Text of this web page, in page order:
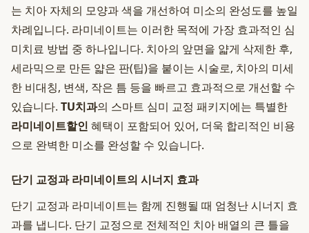
는 치아 자체의 모양과 색을 개선하여 미소의 완성도를 높일
차례입니다. 라미네이트는 이러한 목적에 가장 효과적인 심
미치료 방법 중 하나입니다. 치아의 앞면을 얇게 삭제한 후,
세라믹으로 만든 얇은 판(팁)을 붙이는 시술로, 치아의 미세
한 비대칭, 변색, 작은 틈 등을 빠르고 효과적으로 개선할 수
있습니다. TU치과의 스마트 심미 교정 패키지에는 특별한
라미네이트할인 혜택이 포함되어 있어, 더욱 합리적인 비용
으로 완벽한 미소를 완성할 수 있습니다.
단기 교정과 라미네이트의 시너지 효과
단기 교정과 라미네이트는 함께 진행될 때 엄청난 시너지 효
과를 냅니다. 단기 교정으로 전체적인 치아 배열의 큰 틀을